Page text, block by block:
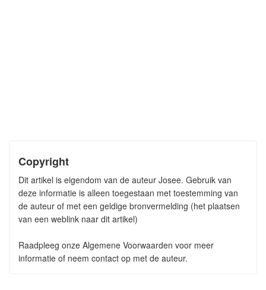
Copyright
Dit artikel is eigendom van de auteur Josee. Gebruik van
deze informatie is alleen toegestaan met toestemming van
de auteur of met een geldige bronvermelding (het plaatsen
van een weblink naar dit artikel)
Raadpleeg onze Algemene Voorwaarden voor meer
informatie of neem contact op met de auteur.